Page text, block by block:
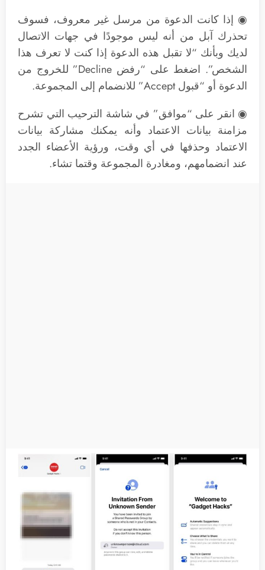
◉ إذا كانت الدعوة من مرسل غير معروف، فسوف
تحذرك آبل من أنه ليس موجودًا في جهات الاتصال
لديك وبأنك “لا تقبل هذه الدعوة إذا كنت لا تعرف هذا
الشخص”. اضغط على “رفض Decline” للخروج من
الدعوة أو “قبول Accept” للانضمام إلى المجموعة.
◉ انقر على “موافق” في شاشة الترحيب التي تشرح
مزامنة بيانات الاعتماد وأنه يمكنك مشاركة بيانات
الاعتماد وحذفها في أي وقت، ورؤية الأعضاء الجدد
عند انضمامهم، ومغادرة المجموعة وقتما تشاء.